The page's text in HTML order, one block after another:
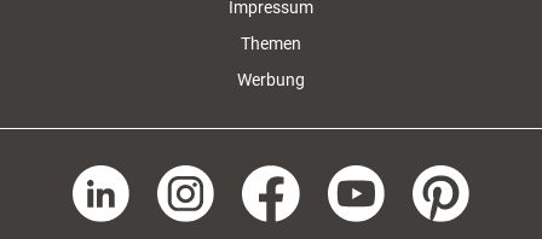
Impressum
Themen
Werbung